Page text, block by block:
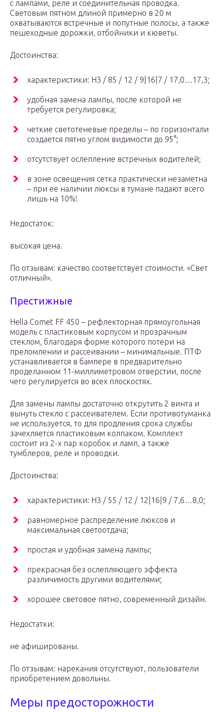
с лампами, реле и соединительная проводка.
Световым пятном длиной примерно в 20 м
охватываются встречные и попутные полосы, а также
пешеходные дорожки, отбойники и кюветы.
Достоинства:
характеристики: Н3 / 85 / 12 / 9|16|7 / 17,0…17,3;
удобная замена лампы, после которой не
требуется регулировка;
четкие светотеневые пределы – по горизонтали
создается пятно углом видимости до 95°;
отсутствует ослепление встречных водителей;
в зоне освещения сетка практически незаметна
– при ее наличии люксы в тумане падают всего
лишь на 10%!
Недостаток:
высокая цена.
По отзывам: качество соответствует стоимости. «Свет
отличный».
Престижные
Hella Comet FF 450 – рефлекторная прямоугольная
модель с пластиковым корпусом и прозрачным
стеклом, благодаря форме которого потери на
преломлении и рассеивании – минимальные. ПТФ
устанавливается в бампере в предварительно
проделанном 11-миллиметровом отверстии, после
чего регулируется во всех плоскостях.
Для замены лампы достаточно открутить 2 винта и
вынуть стекло с рассеивателем. Если противотуманка
не используется, то для продления срока службы
зачехляется пластиковым колпаком. Комплект
состоит из 2-х пар коробок и ламп, а также
тумблеров, реле и проводки.
Достоинства:
характеристики: Н3 / 55 / 12 / 12|16|9 / 7,6…8,0;
равномерное распределение люксов и
максимальная светоотдача;
простая и удобная замена лампы;
прекрасная без ослепляющего эффекта
различимость другими водителями;
хорошее световое пятно, современный дизайн.
Недостатки:
не афишированы.
По отзывам: нарекания отсутствуют, пользователи
приобретением довольны.
Меры предосторожности